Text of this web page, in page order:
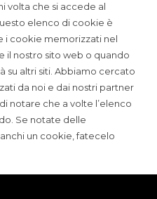
volta che si accede al
elenco di cookie è
i cookie memorizzati nel
il nostro sito web o quando
su altri siti. Abbiamo cercato
da noi e dai nostri partner
notare che a volte l’elenco
Se notate delle
un cookie, fatecelo